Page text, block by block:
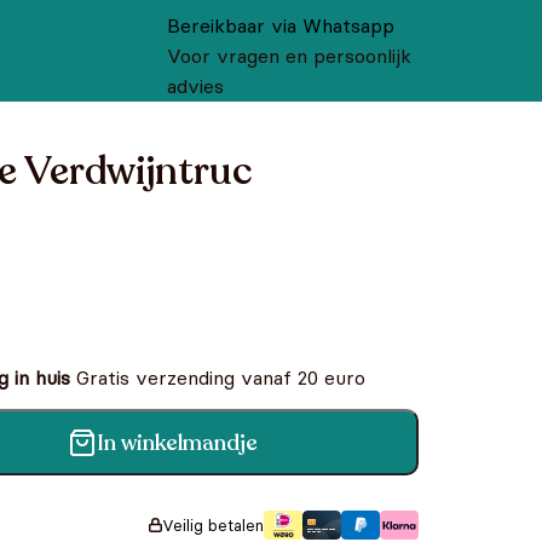
Bereikbaar via Whatsapp
Voor vragen en persoonlijk
advies
Verdwijntruc
in huis Gratis verzending vanaf 20 euro
In winkelmandje
Veilig betalen